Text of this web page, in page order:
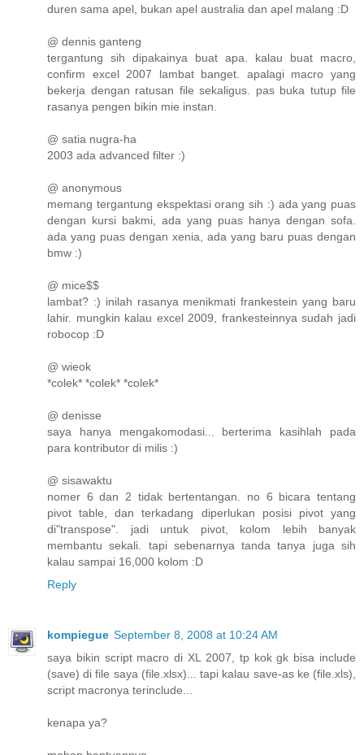
duren sama apel, bukan apel australia dan apel malang :D
@ dennis ganteng
tergantung sih dipakainya buat apa. kalau buat macro,
confirm excel 2007 lambat banget. apalagi macro yang
bekerja dengan ratusan file sekaligus. pas buka tutup file
rasanya pengen bikin mie instan.
@ satia nugra-ha
2003 ada advanced filter :)
@ anonymous
memang tergantung ekspektasi orang sih :) ada yang puas
dengan kursi bakmi, ada yang puas hanya dengan sofa.
ada yang puas dengan xenia, ada yang baru puas dengan
bmw :)
@ mice$$
lambat? :) inilah rasanya menikmati frankestein yang baru
lahir. mungkin kalau excel 2009, frankesteinnya sudah jadi
robocop :D
@ wieok
*colek* *colek* *colek*
@ denisse
saya hanya mengakomodasi... berterima kasihlah pada
para kontributor di milis :)
@ sisawaktu
nomer 6 dan 2 tidak bertentangan. no 6 bicara tentang
pivot table, dan terkadang diperlukan posisi pivot yang
di"transpose". jadi untuk pivot, kolom lebih banyak
membantu sekali. tapi sebenarnya tanda tanya juga sih
kalau sampai 16,000 kolom :D
Reply
kompiegue September 8, 2008 at 10:24 AM
saya bikin script macro di XL 2007, tp kok gk bisa include
(save) di file saya (file.xlsx)... tapi kalau save-as ke (file.xls),
script macronya terinclude...
kenapa ya?